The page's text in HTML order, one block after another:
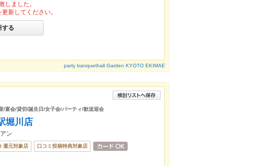
しました。
新してください。
する
party banquethall Garden KYOTO EKIMAE
/宴会/貸切/誕生日/女子会/パーティ/歓送迎会
堀川店
ン
還元対象店 口コミ投稿特典対象店